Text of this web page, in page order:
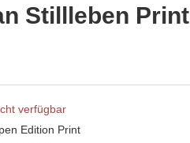
Stillleben Print
verfügbar
Edition Print